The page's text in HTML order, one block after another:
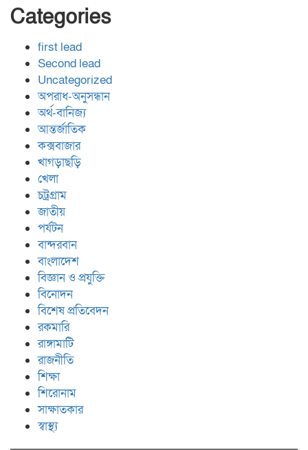
Categories
first lead
Second lead
Uncategorized
অপরাধ-অনুসন্ধান
অর্থ-বানিজ্য
আন্তর্জাতিক
কক্সবাজার
খাগড়াছড়ি
খেলা
চট্রগ্রাম
জাতীয়
পর্যটন
বান্দরবান
বাংলাদেশ
বিজ্ঞান ও প্রযুক্তি
বিনোদন
বিশেষ প্রতিবেদন
রকমারি
রাঙ্গামাটি
রাজনীতি
শিক্ষা
শিরোনাম
সাক্ষাতকার
স্বাস্থ্য